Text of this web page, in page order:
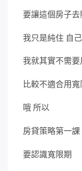
要讓這個房子
我只是純住 自
我就其實不需
比較不適合用寬
哦 所以
房貸策略第一課
要認識寬限期